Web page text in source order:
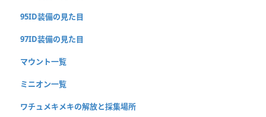
95ID装備の見た目
97ID装備の見た目
マウント一覧
ミニオン一覧
ワチュメキメキの解放と採集場所